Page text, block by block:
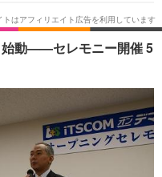
韓国・芸能
スポーツ
その他
グルメ
ショッピング
始動——セレモニー開催 5